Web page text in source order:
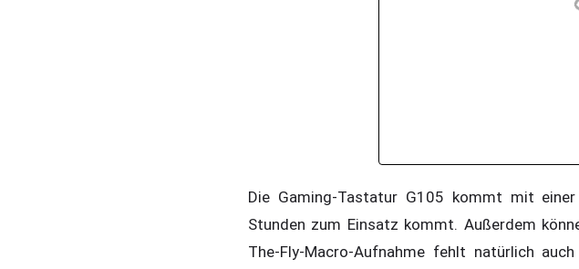
Die Gaming-Tastatur G105 kommt mit einer
Stunden zum Einsatz kommt. Außerdem
The-Fly-Macro-Aufnahme fehlt natürlich